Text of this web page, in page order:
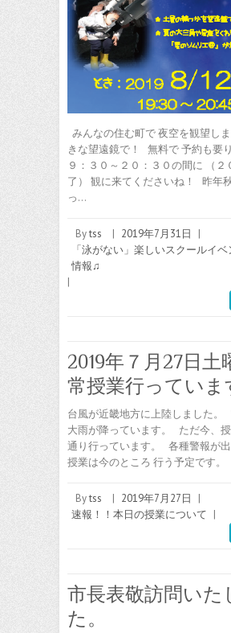
みんなの住む町で 夜空を観望し
きな望遠鏡で！ 無料で 予約も要
９：３０～２０：３０の間に （２
了） 観に来てくださいね！ 昨年
っ…
Bytss | 2019年7月31日
|
「泳がない」楽しいスクールイベ
情報♫
|
2019年７月27日土
常授業行っていま
台風が近畿地方に上陸しました。
大雨が降っています。 ただ今、
通り行っています。 各種警報が
授業は今のところ 行う予定です
Bytss | 2019年7月27日
|
速報！！本日の授業について |
市長表敬訪問いた
た。